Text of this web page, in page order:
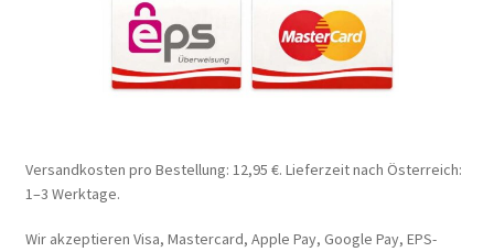
Versandkosten pro Bestellung: 12,95 €. Lieferzeit nach Österreich:
1–3 Werktage.
Wir akzeptieren Visa, Mastercard, Apple Pay, Google Pay, EPS-